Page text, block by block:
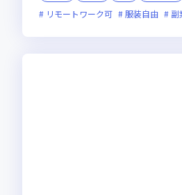
リモートワーク可
服装自由 副